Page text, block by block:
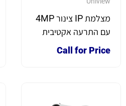
מצלמת IP צינור 4MP
עם התרעה אקטיבית
Call for Price